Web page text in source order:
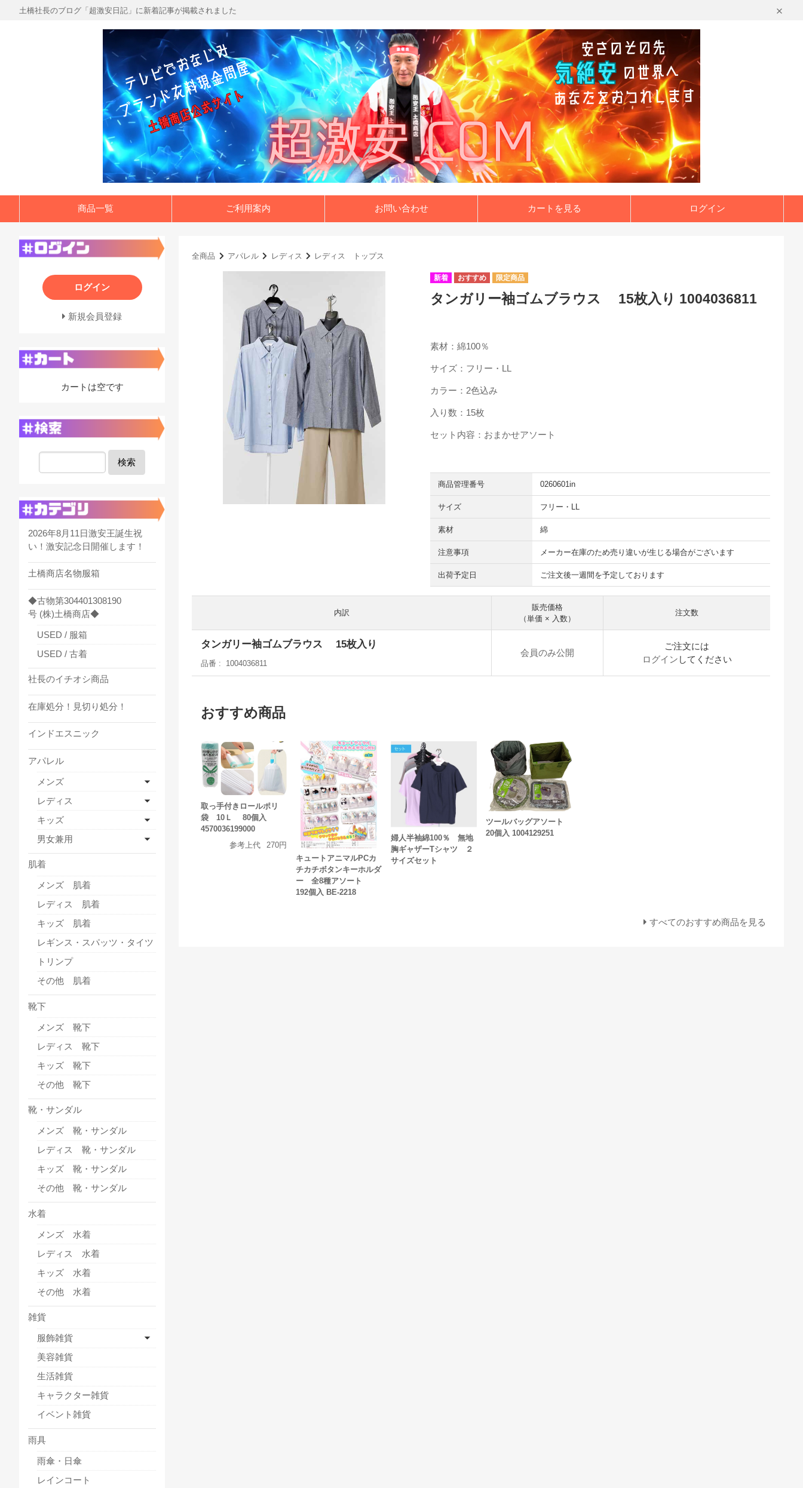
土橋社長のブログ「超激安日記」に新着記事が掲載されました
商品一覧 ご利用案内 お問い合わせ カートを見る ログイン
全商品 アパレル レディス レディス トップス
タンガリー袖ゴムブラウス 15枚入り 1004036811
素材：綿100％
サイズ：フリー・LL
カラー：2色込み
入り数：15枚
セット内容：おまかせアソート
商品管理番号 0260601in
サイズ フリー・LL
素材 綿
注意事項 メーカー在庫のため売り違いが生じる場合がございます
出荷予定日 ご注文後一週間を予定しております
内訳
販売価格
（単価 × 入数）
注文数
タンガリー袖ゴムブラウス 15枚入り
品番 1004036811
会員のみ公開
ご注文には
ログイン してください
おすすめ商品
取っ手付きロールポリ
袋 10Ｌ 80個入
4570036199000
参考上代
270円
キュートアニマルPCカ
チカチボタンキーホルダ
ー 全8種アソート
192個入 BE-2218
婦人半袖綿100％ 無地
胸ギャザーTシャツ ２
サイズセット
ツールバッグアソート
20個入 1004129251
すべてのおすすめ商品を見る
ログイン
新規会員登録
カートは空です
検索
2026年8月11日激安王誕生祝
い！激安記念日開催します！
土橋商店名物服箱
◆古物第304401308190
号 (株)土橋商店◆
USED / 服箱
USED / 古着
社長のイチオシ商品
在庫処分！見切り処分！
インドエスニック
アパレル
メンズ
レディス
キッズ
男女兼用
肌着
メンズ 肌着
レディス 肌着
キッズ 肌着
レギンス・スパッツ・タイツ
トリンプ
その他 肌着
靴下
メンズ 靴下
レディス 靴下
キッズ 靴下
その他 靴下
靴・サンダル
メンズ 靴・サンダル
レディス 靴・サンダル
キッズ 靴・サンダル
その他 靴・サンダル
水着
メンズ 水着
レディス 水着
キッズ 水着
その他 水着
雑貨
服飾雑貨
美容雑貨
生活雑貨
キャラクター雑貨
イベント雑貨
雨具
雨傘・日傘
レインコート